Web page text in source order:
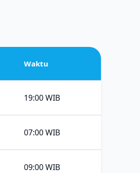
Waktu
19:00 WIB
07:00 WIB
09:00 WIB